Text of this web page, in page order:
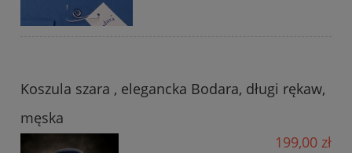
Koszula szara , elegancka Bodara, długi rękaw,
męska
199,00 zł